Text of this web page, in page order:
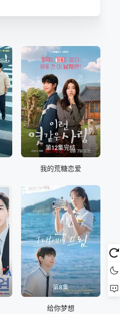
第12集完结
我的荒糖恋爱
第8集
给你梦想